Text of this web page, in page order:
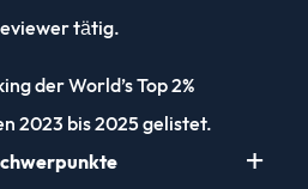
tätig.
der World’s Top 2%
2023 bis 2025 gelistet.